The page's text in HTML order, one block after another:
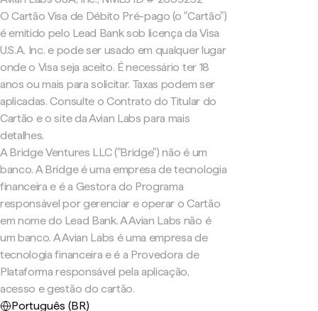
O Cartão Visa de Débito Pré-pago (o "Cartão")
é emitido pelo Lead Bank sob licença da Visa
U.S.A. Inc. e pode ser usado em qualquer lugar
onde o Visa seja aceito. É necessário ter 18
anos ou mais para solicitar. Taxas podem ser
aplicadas. Consulte o Contrato do Titular do
Cartão e o site da Avian Labs para mais
detalhes.
A Bridge Ventures LLC ("Bridge") não é um
banco. A Bridge é uma empresa de tecnologia
financeira e é a Gestora do Programa
responsável por gerenciar e operar o Cartão
em nome do Lead Bank. A Avian Labs não é
um banco. A Avian Labs é uma empresa de
tecnologia financeira e é a Provedora de
Plataforma responsável pela aplicação,
acesso e gestão do cartão.
Português (BR)